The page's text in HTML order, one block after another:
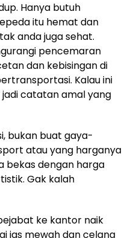
Hanya butuh
itu hemat dan
anda juga sehat.
pencemaran
dan kebisingan di
Kalau ini
catatan amal yang
bukan buat gaya-
atau yang harganya
bekas dengan harga
Gak kalah
ke kantor naik
jas mewah dan celana